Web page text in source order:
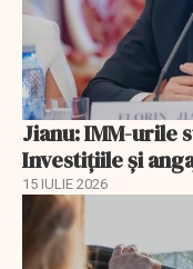
Jianu: IMM-urile
Investițiile și
15 IULIE 2026